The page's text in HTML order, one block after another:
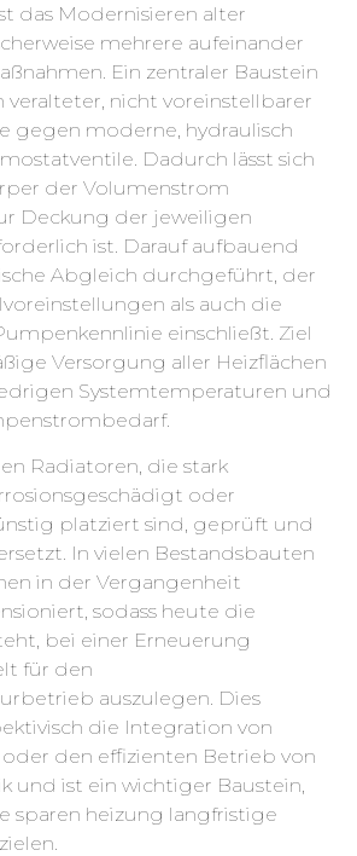
das Modernisieren alter
mehrere aufeinander
Ein zentraler Baustein
veralteter, nicht voreinstellbarer
gegen moderne, hydraulisch
Dadurch lässt sich
der Volumenstrom
Deckung der jeweiligen
ist. Darauf aufbauend
Abgleich durchgeführt, der
als auch die
einschließt. Ziel
Versorgung aller Heizflächen
Systemtemperaturen und
Radiatoren, die stark
oder
platziert sind, geprüft und
In vielen Bestandsbauten
in der Vergangenheit
sodass heute die
bei einer Erneuerung
für den
auszulegen. Dies
die Integration von
den effizienten Betrieb von
und ist ein wichtiger Baustein,
sparen heizung langfristige